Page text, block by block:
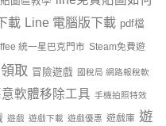
載 Line 電腦版下載 pdf檔
統一星巴克門市 Steam免費遊
取 冒險遊戲 國稅局 網路報稅軟
軟體移除工具 手機拍照特效
遊戲 遊戲下載 遊戲優惠 遊戲庫 遊